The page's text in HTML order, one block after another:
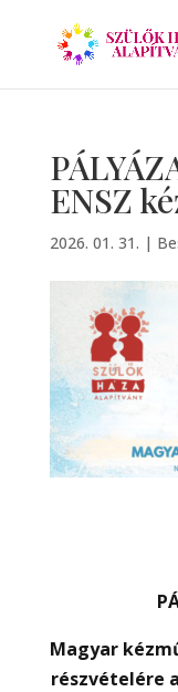
ENSZ
2026. 01. 31. |
Magyar
részvételére